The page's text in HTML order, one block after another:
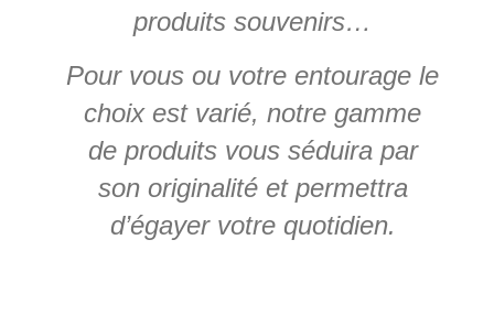
produits souvenirs…
Pour vous ou votre entourage le
choix est varié, notre gamme
de produits vous séduira par
son originalité et permettra
d’égayer votre quotidien.